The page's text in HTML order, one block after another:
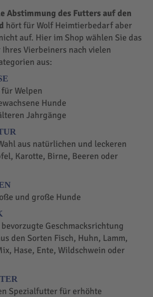
Abstimmung des Futters auf den
hört für Wolf Heimtierbedarf aber
auf. Hier im Shop wählen Sie das
Vierbeiners nach vielen
aus:
Welpen
Hunde
Jahrgänge
aus natürlichen und leckeren
Karotte, Birne, Beeren oder
und große Hunde
Geschmacksrichtung
den Sorten Fisch, Huhn, Lamm,
Hase, Ente, Wildschwein oder
Spezialfutter für erhöhte